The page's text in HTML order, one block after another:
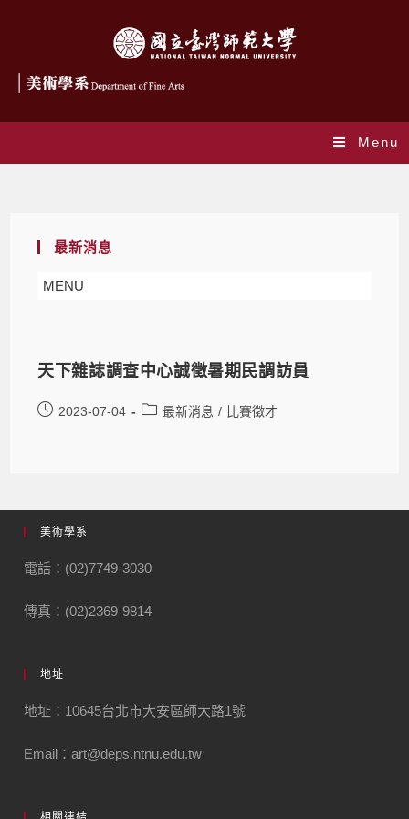
Menu
最新消息
MENU
天下雜誌調查中心誠徵暑期民調訪員
2023-07-04 最新消息 / 比賽徵才
美術學系
電話：(02)7749-3030
傳真：(02)2369-9814
地址
地址：10645台北市大安區師大路1號
Email：art@deps.ntnu.edu.tw